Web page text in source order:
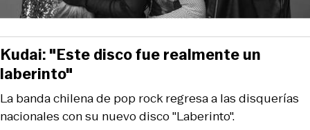
La banda chilena de pop rock regresa a las disquerías
nacionales con su nuevo disco "Laberinto".
Kudai: "Este disco fue realmente un
laberinto"